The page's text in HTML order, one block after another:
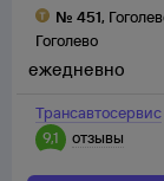
№ 451,
Гоголево
Трансавтосервис
9,1
отзывы
ежедневно